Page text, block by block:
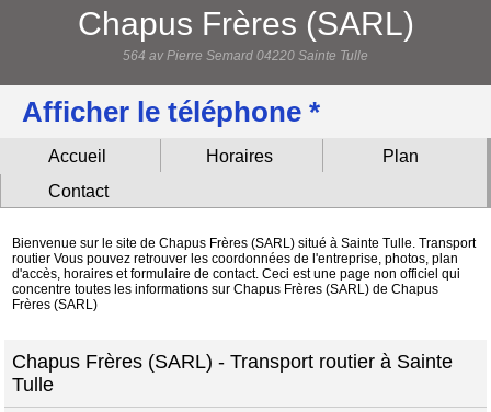
Chapus Frères (SARL)
564 av Pierre Semard 04220 Sainte Tulle
Afficher le téléphone *
Accueil Horaires
Plan
Contact
Bienvenue sur le site de Chapus Frères (SARL) situé à Sainte Tulle. Transport
routier Vous pouvez retrouver les coordonnées de l'entreprise, photos, plan
d'accès, horaires et formulaire de contact. Ceci est une page non officiel qui
concentre toutes les informations sur Chapus Frères (SARL) de Chapus
Frères (SARL)
Chapus Frères (SARL) - Transport routier à Sainte
Tulle